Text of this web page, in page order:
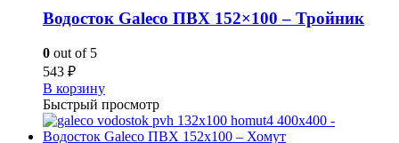
Водосток Galeco ПВХ 152×100 – Тройник
0 out of 5
543 ₽
В корзину
Быстрый просмотр